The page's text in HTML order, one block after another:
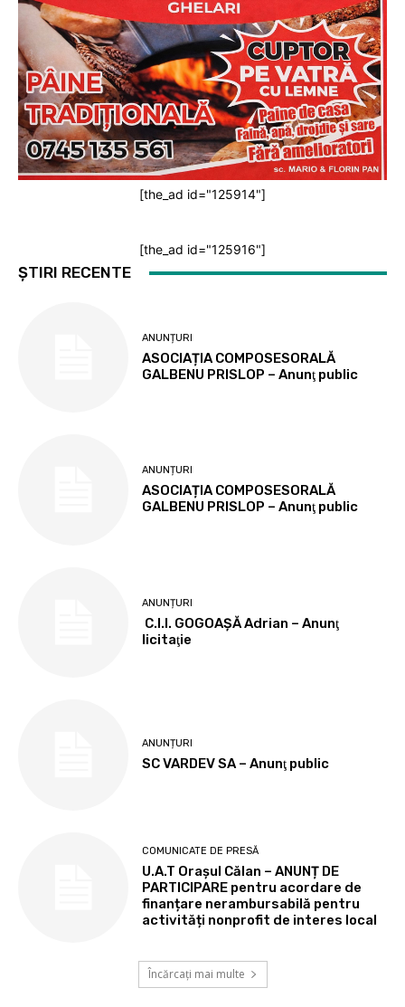
[the_ad id="125914"]
[the_ad id="125916"]
ȘTIRI RECENTE
ANUNȚURI
ASOCIAȚIA COMPOSESORALĂ
GALBENU PRISLOP – Anunţ public
ANUNȚURI
ASOCIAȚIA COMPOSESORALĂ
GALBENU PRISLOP – Anunţ public
ANUNȚURI
C.I.I. GOGOAŞĂ Adrian – Anunţ
licitaţie
ANUNȚURI
SC VARDEV SA – Anunţ public
COMUNICATE DE PRESĂ
U.A.T Orașul Călan – ANUNȚ DE
PARTICIPARE pentru acordare de
finanțare nerambursabilă pentru
activități nonprofit de interes local
Încărcați mai multe